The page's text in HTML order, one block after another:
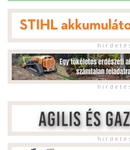
h i r d e t é
h i r d e t é
h i r d e t é